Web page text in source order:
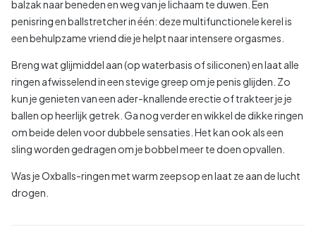
balzak naar beneden en weg van je lichaam te duwen. Een
penisring en ballstretcher in één: deze multifunctionele kerel is
een behulpzame vriend die je helpt naar intensere orgasmes.
Breng wat glijmiddel aan (op waterbasis of siliconen) en laat alle
ringen afwisselend in een stevige greep om je penis glijden. Zo
kun je genieten van een ader-knallende erectie of trakteer je je
ballen op heerlijk getrek. Ga nog verder en wikkel de dikke ringen
om beide delen voor dubbele sensaties. Het kan ook als een
sling worden gedragen om je bobbel meer te doen opvallen.
Was je Oxballs-ringen met warm zeepsop en laat ze aan de lucht
drogen.